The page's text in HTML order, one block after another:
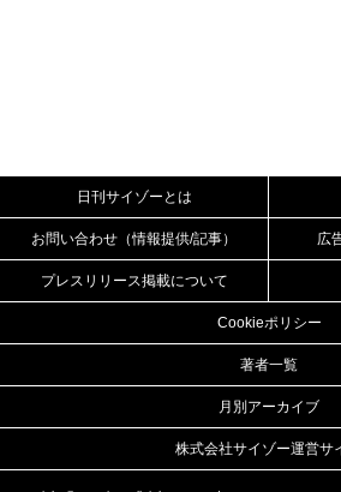
日刊サイゾーとは
お問い合わせ（情報提供/記事） 広
プレスリリース掲載について
Cookieポリシー
著者一覧
月別アーカイブ
株式会社サイゾー運営サ